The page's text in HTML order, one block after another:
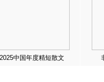
2025中国年度精短散文